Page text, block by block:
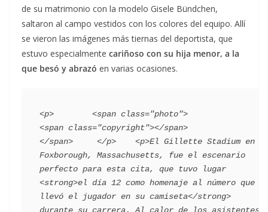
de su matrimonio con la modelo Gisele Bündchen,
saltaron al campo vestidos con los colores del equipo. Allí
se vieron las imágenes más tiernas del deportista, que
estuvo especialmente cariñoso con su hija menor, a la
que besó y abrazó en varias ocasiones.
<p>        <span class="photo">
<span class="copyright"></span>
</span>     </p>    <p>El Gillette Stadium en
Foxborough, Massachusetts, fue el escenario
perfecto para esta cita, que tuvo lugar
<strong>el día 12 como homenaje al número que
llevó el jugador en su camiseta</strong>
durante su carrera. Al calor de los asistentes,